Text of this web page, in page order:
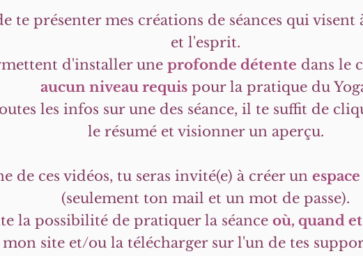
te présenter mes créations de séances qui visent
et l'esprit.
d'installer une profonde détente dans le
aucun niveau requispour la pratique du
les infos sur une des séance, il te suffit de
le résumé et visionner un aperçu.
de ces vidéos, tu seras invité(e) à créer un
(seulement ton mail et un mot de passe).
la possibilité de pratiquer la séance où, quand
site et/ou la télécharger sur l'un de tes